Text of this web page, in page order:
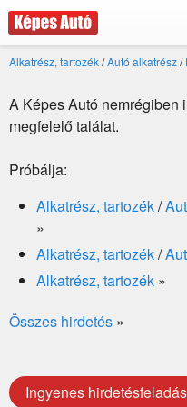
Alkatrész, tartozék/Autó alkatrész/
A Képes Autó nemrégiben
megfelelő találat.
Próbálja:
Alkatrész, tartozék/
»
Alkatrész, tartozék/
Alkatrész, tartozék »
Összes hirdetés »
Ingyenes hirdetésfeladás